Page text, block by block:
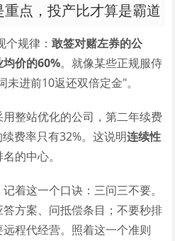
点，投产比才算是霸道
个规律：敢签对赌左券的公
价的60%。就像某些正规服侍
进前10返还双倍定金"。
整站优化的公司，第二年续费
费率只有32%。这说明连续性
的中心。
着这一个口诀：三问三不要。
方案、问抵偿条目；不要秒排
程代经营。照着这一个准则